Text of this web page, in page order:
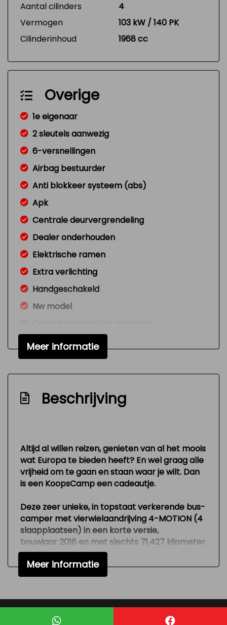
Aantal cilinders
4
Vermogen
103 kW / 140 PK
Cilinderinhoud
1968 cc
Overige
1e eigenaar
2 sleutels aanwezig
6-versnellingen
Airbag bestuurder
Anti blokkeer systeem (abs)
Apk
Centrale deurvergrendeling
Dealer onderhouden
Elektrische ramen
Extra verlichting
Handgeschakeld
Nw model
Radio cd-speler
Signaal vergeten verlichting
Standverwarming
Versnellingspook op dashboard
Verstelbare (in hoogte) bestuurders stoel
Zeer mooie en technisch goed
onderhouden auto
Exterieur
Buitenspiegels elektrisch verstelbaar
Parkeersensor achter
Trekhaak
Zijschuifdeur rechts
Interieur
Airco
Keukenblok
Meer informatie
Beschrijving
Altijd al willen reizen, genieten van al het moois
wat Europa te bieden heeft? En wel graag alle
vrijheid om te gaan en staan waar je wilt. Dan
is een KoopsCamp een cadeautje.
Deze zeer unieke, in topstaat verkerende bus-
camper met vierwielaandrijving 4-MOTION (4
slaapplaatsen) in een korte versie,
bouwjaar 2016 en met slechts 71.427 kilometer
op de teller. Voorzien van vele luxe zoals Airco,
navigatie, camera, stand kachel, cruise
controle, stoel voorin is draaibaar, achterklep
afstandsbediening en elektrische ramen. De
Meer informatie
Mogelijk gemaakt door